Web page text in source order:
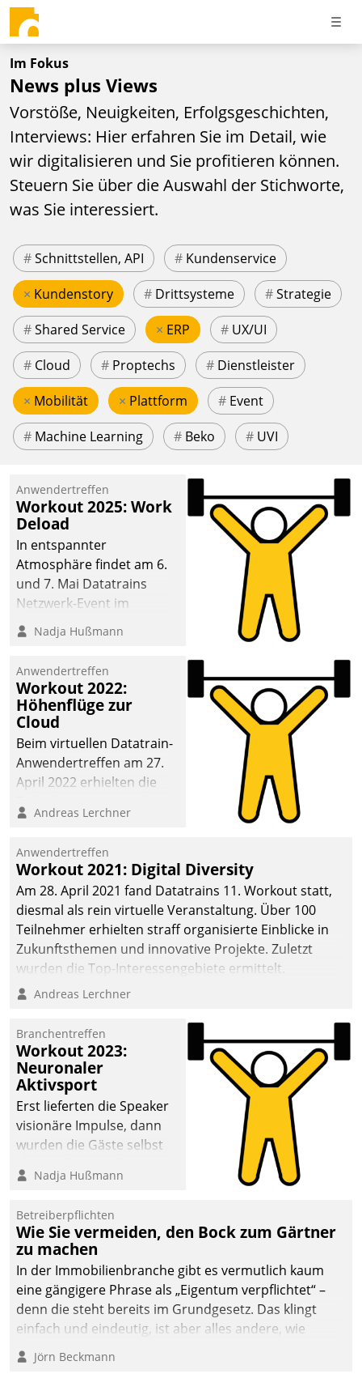
Im Fokus
News plus Views
Vorstöße, Neuigkeiten, Erfolgsgeschichten,
Interviews: Hier erfahren Sie im Detail, wie
wir digitalisieren und Sie profitieren können.
Steuern Sie über die Auswahl der Stichworte,
was Sie interessiert.
#Schnittstellen, API # Kundenservice
× Kundenstory # Drittsysteme #Strategie
#Shared Service × ERP # UX/UI
# Cloud # Proptechs # Dienstleister
× Mobilität × Plattform # Event
# Machine Learning # Beko # UVI
Anwendertreffen
Workout 2025: Work
Deload
In entspannter
Atmosphäre findet am 6.
und 7. Mai Datatrains
Netzwerk-Event im
Kunden- und Partnerkreis
statt. Zentrale Frage: Wie
Mammutprojekte
meistern und Workloads
wuppen – bei zunehmend
anspruchsvollen
Aufgaben und
abnehmendem
Nadja Hußmann
Anwendertreffen
Workout 2022:
Höhenflüge zur
Cloud
Beim virtuellen Datatrain-
Anwendertreffen am 27.
April 2022 erhielten die
Teilnehmer kurzweilige
Cloud-Strategien und -
Lösungen mit hohem
Zukunftspotenzial.
Andreas Lerchner
Anwendertreffen
Workout 2021: Digital Diversity
Am 28. April 2021 fand Datatrains 11. Workout statt,
diesmal als rein virtuelle Veranstaltung. Über 100
Teilnehmer erhielten straff organisierte Einblicke in
Zukunftsthemen und innovative Projekte. Zuletzt
wurden die Top-Interessengebiete ermittelt.
Andreas Lerchner
Branchentreffen
Workout 2023:
Neuronaler
Aktivsport
Erst lieferten die Speaker
visionäre Impulse, dann
wurden die Gäste selbst
methodisch
Quartier. Dazwischen
zeigte Datatrain, was es
Neues zu bieten hat.
Nadja Hußmann
Betreiberpflichten
Wie Sie vermeiden, den Bock zum Gärtner
zu machen
In der Immobilienbranche gibt es vermutlich kaum
eine gängigere Phrase als „Eigentum verpflichtet“ –
denn die steht bereits im Grundgesetz. Das klingt
einfach und eindeutig, ist aber alles andere, wie
Branchenbeschäftigte wissen. Denn mit der
Verantwortung folgen Verpflichtungen.
Jörn Beckmann